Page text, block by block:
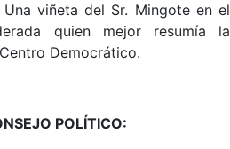
Una viñeta del Sr. Mingote en el
quien mejor resumía la
Democrático.
POLÍTICO: